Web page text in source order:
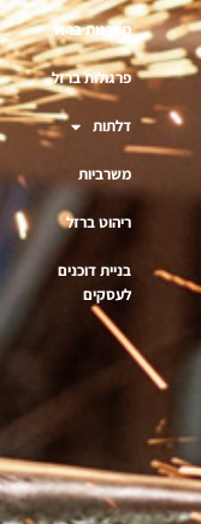
מדרגות ברזל
פרגולות ברזל
דלתות
משרביות
ריהוט ברזל
בניית דוכנים
לעסקים